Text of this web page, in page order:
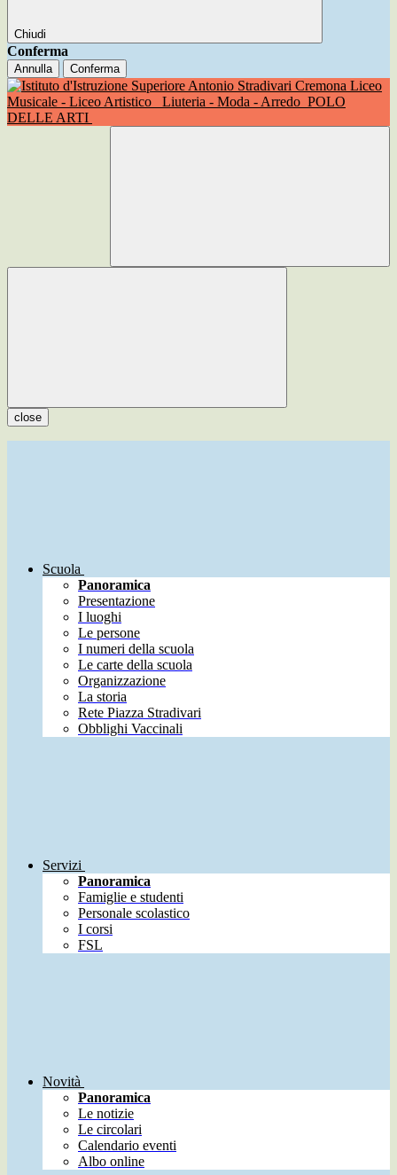
Chiudi
Conferma
Annulla Conferma
Liceo
Musicale - Liceo Artistico
Liuteria - Moda - Arredo POLO
DELLE ARTI
close
Scuola
Panoramica
Presentazione
I luoghi
Le persone
I numeri della scuola
Le carte della scuola
Organizzazione
La storia
Rete Piazza Stradivari
Obblighi Vaccinali
Servizi
Panoramica
Famiglie e studenti
Personale scolastico
I corsi
FSL
Novità
Panoramica
Le notizie
Le circolari
Calendario eventi
Albo online